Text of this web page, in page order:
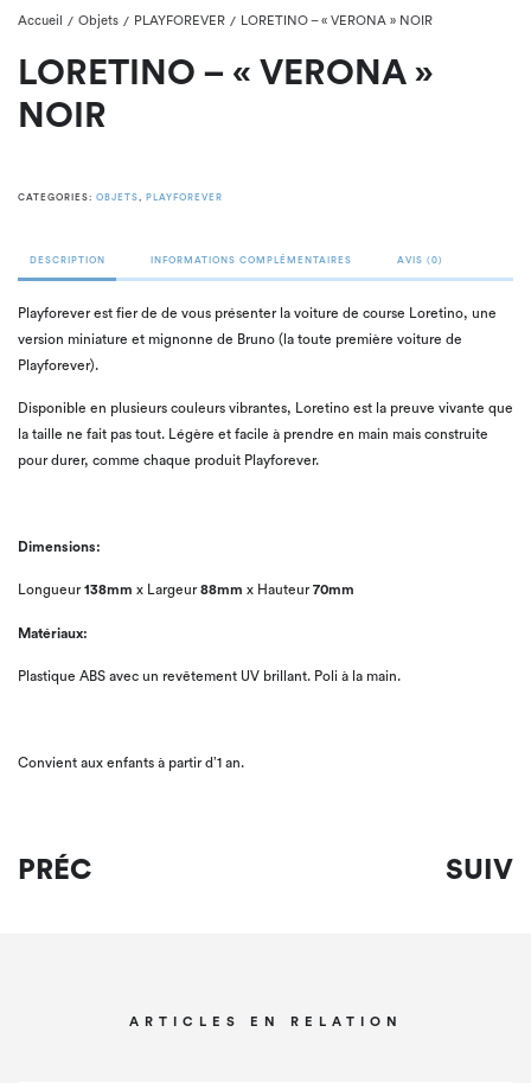
Accueil / Objets / PLAYFOREVER / LORETINO – « VERONA » NOIR
LORETINO – « VERONA »
NOIR
CATEGORIES: OBJETS, PLAYFOREVER
DESCRIPTION INFORMATIONS COMPLÉMENTAIRES AVIS (0)
Playforever est fier de de vous présenter la voiture de course Loretino, une
version miniature et mignonne de Bruno (la toute première voiture de
Playforever).
Disponible en plusieurs couleurs vibrantes, Loretino est la preuve vivante que
la taille ne fait pas tout. Légère et facile à prendre en main mais construite
pour durer, comme chaque produit Playforever.
Dimensions:
Longueur138mm x Largeur88mm x Hauteur70mm
Matériaux:
Plastique ABS avec un revêtement UV brillant. Poli à la main.
Convient aux enfants à partir d’1 an.
PRÉC SUIV
ARTICLES EN RELATION